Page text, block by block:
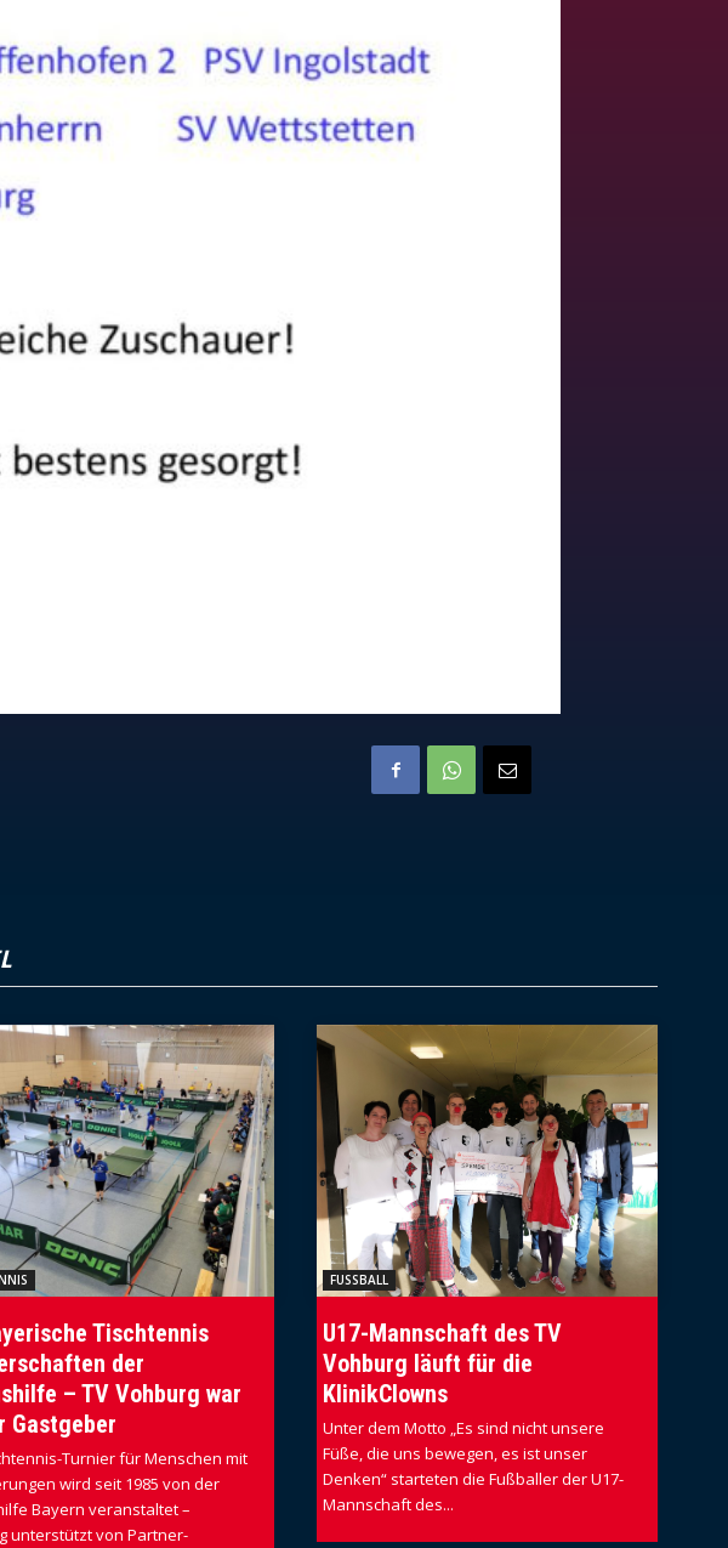
Tischtennis
der
– TV Vohburg war
Gastgeber
Turnier für Menschen mit
wird seit 1985 von der
Bayern veranstaltet –
unterstützt von Partner-
FUSSBALL
U17-Mannschaft des TV
Vohburg läuft für die
KlinikClowns
Unter dem Motto „Es sind nicht unsere
Füße, die uns bewegen, es ist unser
Denken“ starteten die Fußballer der U17-
Mannschaft des...